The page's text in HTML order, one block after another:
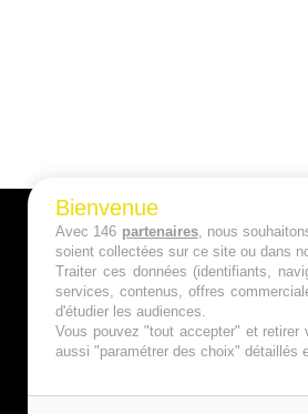
A
Qui
Mentions
Bienvenue
Avec 146 partenaires, nous
soient collectées sur ce site ou dans
Traiter ces données (identifiants,
services, contenus, offres
d'étudier les audiences.
Vous pouvez "tout accepter" et
aussi "paramétrer des choix" détaillés